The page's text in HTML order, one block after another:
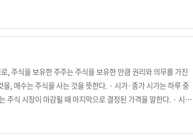
5A 고속 충전 코드 USB-C MacBook iPad 용 Type-c 케이블
C PD 5A 고속..
, 주식을 보유한 주주는 주식을 보유한 만큼 권리와 의무를 가진
, 매수는 주식을 사는 것을 뜻한다. · 시가·종가 시가는 하루 중
주식 시장이 마감될 때 마지막으로 결정된 가격을 말한다. · 시가
다. · 호가 내가 갖고 있는 종목 매도 시 판매할 가격 또는 구매할